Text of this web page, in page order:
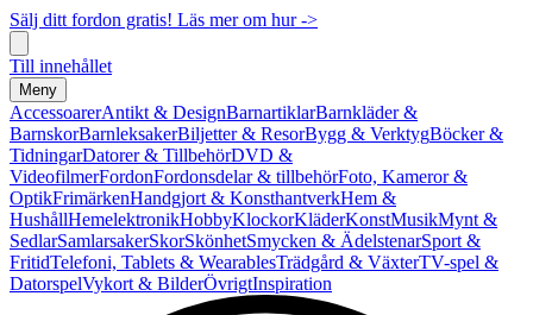
Sälj ditt fordon gratis! Läs mer om hur ->
Till innehållet
Meny
AccessoarerAntikt & DesignBarnartiklarBarnkläder &
BarnskorBarnleksakerBiljetter & ResorBygg & VerktygBöcker &
TidningarDatorer & TillbehörDVD &
VideofilmerFordonFordonsdelar & tillbehörFoto, Kameror &
OptikFrimärkenHandgjort & KonsthantverkHem &
HushållHemelektronikHobbyKlockorKläderKonstMusikMynt &
SedlarSamlarsakerSkorSkönhetSmycken & ÄdelstenarSport &
FritidTelefoni, Tablets & WearablesTrädgård & VäxterTV-spel &
DatorspelVykort & BilderÖvrigtInspiration